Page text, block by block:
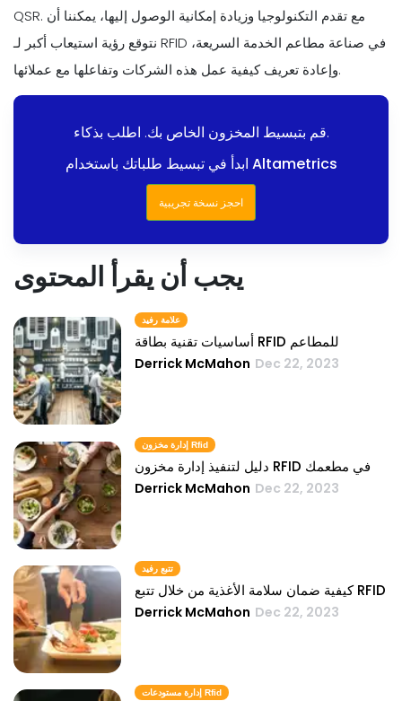
QSR. مع تقدم التكنولوجيا وزيادة إمكانية الوصول إليها، يمكننا أن
نتوقع رؤية استيعاب أكبر لـ RFID في صناعة مطاعم الخدمة السريعة،
وإعادة تعريف كيفية عمل هذه الشركات وتفاعلها مع عملائها.
قم بتبسيط المخزون الخاص بك. اطلب بذكاء.
ابدأ في تبسيط طلباتك باستخدام Altametrics
احجز نسخة تجريبية
يجب أن يقرأ المحتوى
علامة رفيد
أساسيات تقنية بطاقة RFID للمطاعم
Derrick McMahon Dec 22, 2023
إدارة مخزون Rfid
دليل لتنفيذ إدارة مخزون RFID في مطعمك
Derrick McMahon Dec 22, 2023
تتبع رفيد
كيفية ضمان سلامة الأغذية من خلال تتبع RFID
Derrick McMahon Dec 22, 2023
إدارة مستودعات Rfid